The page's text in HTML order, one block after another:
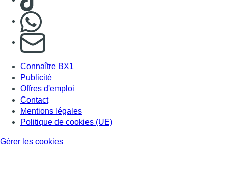
S'abonner à notre newsletter
Connaître BX1
Publicité
Offres d'emploi
Contact
Mentions légales
Politique de cookies (UE)
Gérer les cookies